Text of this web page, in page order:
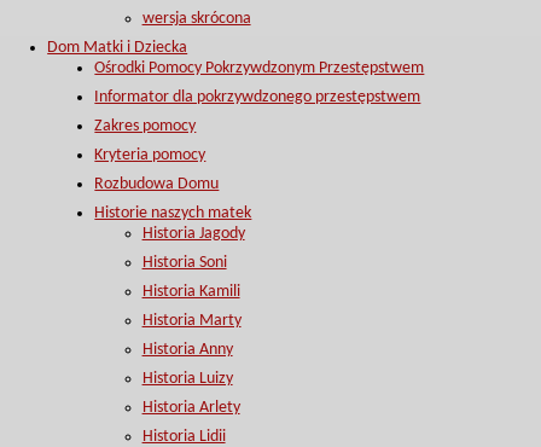
wersja skrócona
Dom Matki i Dziecka
Ośrodki Pomocy Pokrzywdzonym Przestępstwem
Informator dla pokrzywdzonego przestępstwem
Zakres pomocy
Kryteria pomocy
Rozbudowa Domu
Historie naszych matek
Historia Jagody
Historia Soni
Historia Kamili
Historia Marty
Historia Anny
Historia Luizy
Historia Arlety
Historia Lidii